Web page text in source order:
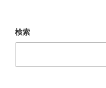
ー
シ
検索